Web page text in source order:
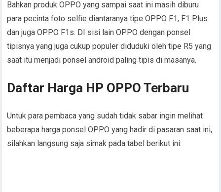
Bahkan produk OPPO yang sampai saat ini masih diburu
para pecinta foto selfie diantaranya tipe OPPO F1, F1 Plus
dan juga OPPO F1s. DI sisi lain OPPO dengan ponsel
tipisnya yang juga cukup populer diduduki oleh tipe R5 yang
saat itu menjadi ponsel android paling tipis di masanya.
Daftar Harga HP OPPO Terbaru
Untuk para pembaca yang sudah tidak sabar ingin melihat
beberapa harga ponsel OPPO yang hadir di pasaran saat ini,
silahkan langsung saja simak pada tabel berikut ini: